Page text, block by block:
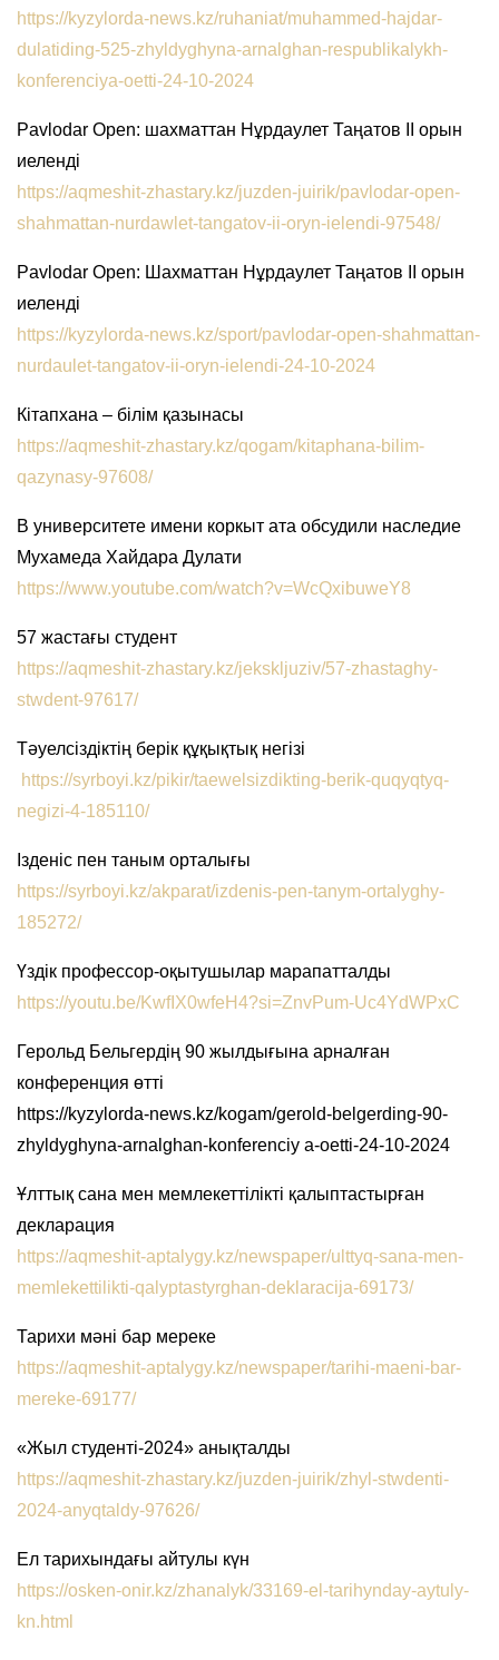
https://kyzylorda-news.kz/ruhaniat/muhammed-hajdar-
dulatiding-525-zhyldyghyna-arnalghan-respublikalykh-
konferenciya-oetti-24-10-2024
Pavlodar Open: шахматтан Нұрдаулет Таңатов ІІ орын
иеленді
https://aqmeshit-zhastary.kz/juzden-juirik/pavlodar-open-
shahmattan-nurdawlet-tangatov-ii-oryn-ielendi-97548/
Pavlodar Open: Шахматтан Нұрдаулет Таңатов ІІ орын
иеленді
https://kyzylorda-news.kz/sport/pavlodar-open-shahmattan-
nurdaulet-tangatov-ii-oryn-ielendi-24-10-2024
Кітапхана – білім қазынасы
https://aqmeshit-zhastary.kz/qogam/kitaphana-bilim-
qazynasy-97608/
В университете имени коркыт ата обсудили наследие
Мухамеда Хайдара Дулати
https://www.youtube.com/watch?v=WcQxibuweY8
57 жастағы студент
https://aqmeshit-zhastary.kz/jekskljuziv/57-zhastaghy-
stwdent-97617/
Тәуелсіздіктің берік құқықтық негізі
https://syrboyi.kz/pikir/taewelsizdikting-berik-quqyqtyq-
negizi-4-185110/
Ізденіс пен таным орталығы
https://syrboyi.kz/akparat/izdenis-pen-tanym-ortalyghy-
185272/
Үздік профессор-оқытушылар марапатталды
https://youtu.be/KwfIX0wfeH4?si=ZnvPum-Uc4YdWPxC
Герольд Бельгердің 90 жылдығына арналған
конференция өтті
https://kyzylorda-news.kz/kogam/gerold-belgerding-90-
zhyldyghyna-arnalghan-konferenciy a-oetti-24-10-2024
Ұлттық сана мен мемлекеттілікті қалыптастырған
декларация
https://aqmeshit-aptalygy.kz/newspaper/ulttyq-sana-men-
memlekettilikti-qalyptastyrghan-deklaracija-69173/
Тарихи мәні бар мереке
https://aqmeshit-aptalygy.kz/newspaper/tarihi-maeni-bar-
mereke-69177/
«Жыл студенті-2024» анықталды
https://aqmeshit-zhastary.kz/juzden-juirik/zhyl-stwdenti-
2024-anyqtaldy-97626/
Ел тарихындағы айтулы күн
https://osken-onir.kz/zhanalyk/33169-el-tarihynday-aytuly-
kn.html